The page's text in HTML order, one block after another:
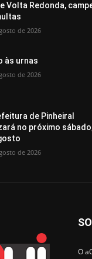
Volta Redonda,
de 2026
às urnas
de 2026
de Pinheiral
no próximo
de 2026
O